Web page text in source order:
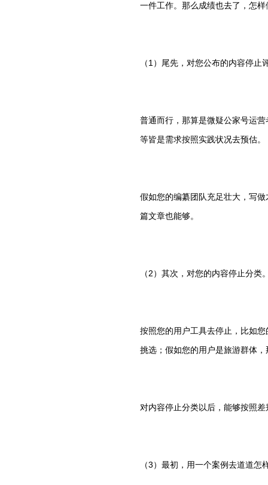
一件工作。那么成绩也去了，怎
（1）尾先，对您公布的内容停止
普通而行，那算是微疑公家号运
等皆是需求按照实践状况去预估。
假如您的编纂团队充足壮大，写
篇文章也能够。
（2）其次，对您的内容停止分类
按照您的用户工具去停止，比如
挑选；假如您的用户是旅游群体
对内容停止分类以后，能够按照
（3）最初，用一个案例去道道怎